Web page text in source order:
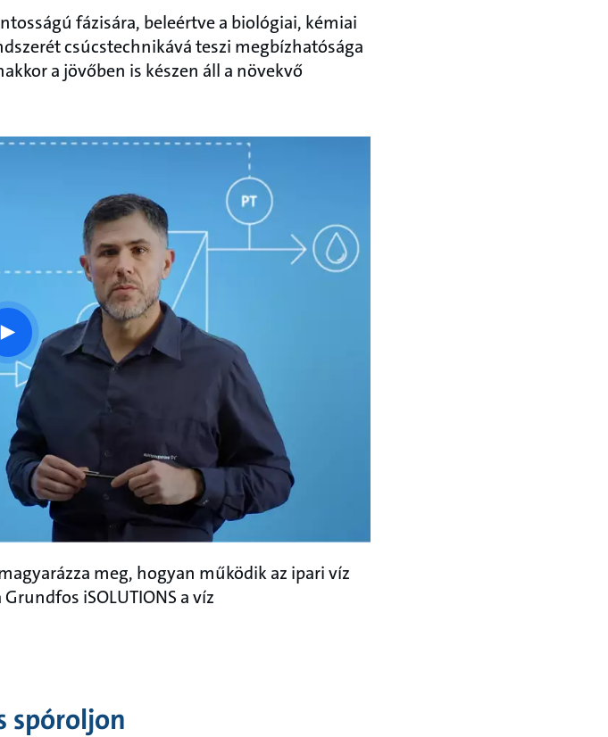
fázisára, beleértve a biológiai, kémiai
csúcstechnikává teszi megbízhatósága
a jövőben is készen áll a növekvő
play
button
meg, hogyan működik az ipari víz
iSOLUTIONS a víz
spóroljon